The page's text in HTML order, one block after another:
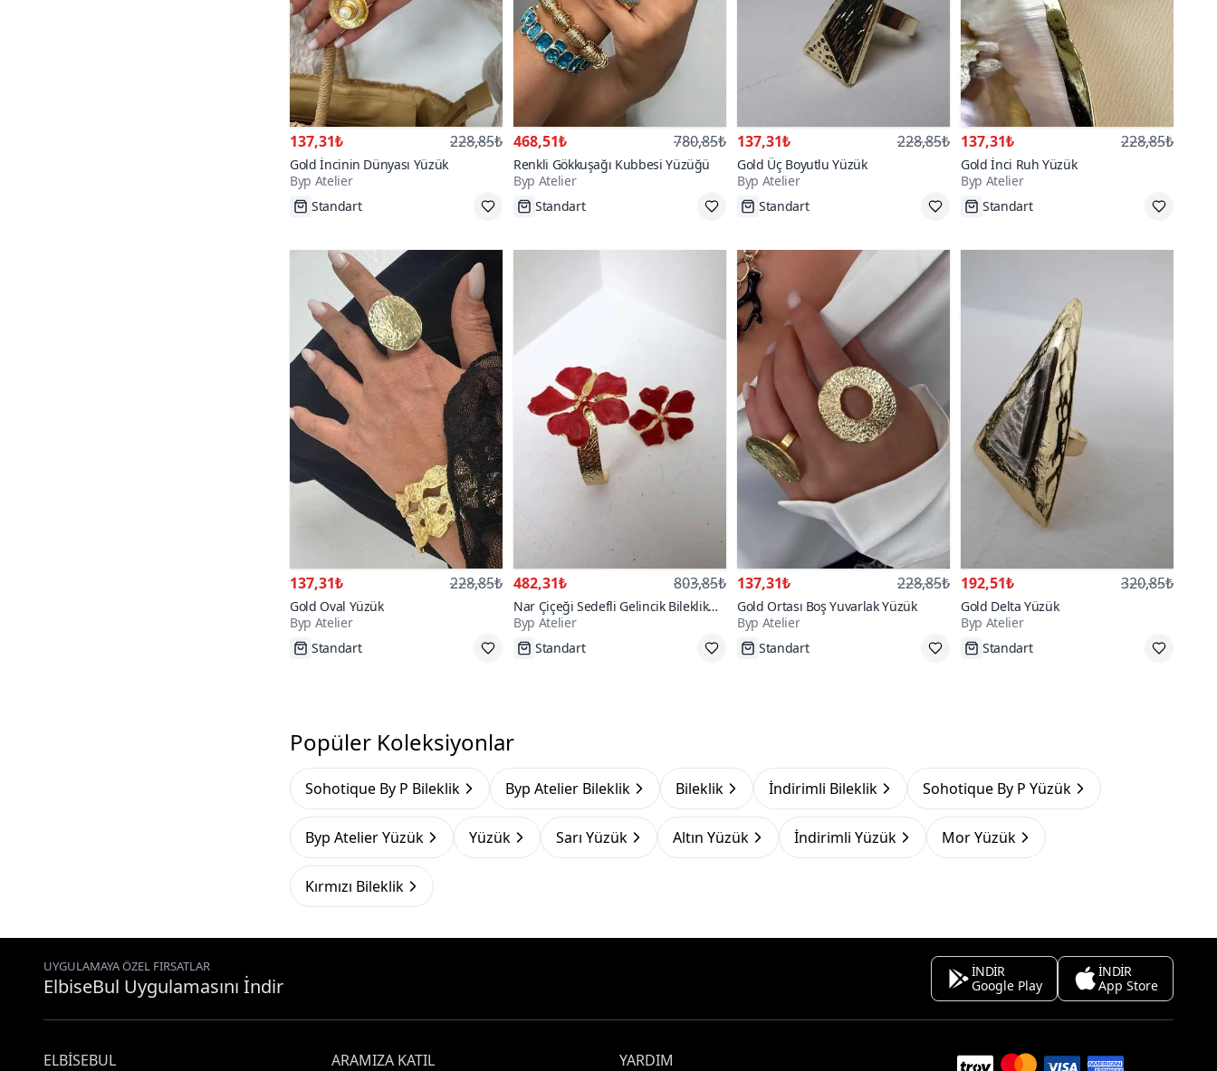
137,31₺ 228,85₺
Gold İncinin Dünyası Yüzük
Byp Atelier
Standart
468,51₺ 780,85₺
Renkli Gökkuşağı Kubbesi Yüzüğü
Byp Atelier
Tükenmek Üzere
137,31₺ 228,85₺
Gold Üç Boyutlu Yüzük
Byp Atelier
Tükenmek Üzere
137,31₺ 228,85₺
Gold İnci Ruh Yüzük
Byp Atelier
Tükenmek Üzere
137,31₺ 228,85₺
Gold Oval Yüzük
Byp Atelier
Standart
482,31₺ 803,85₺
Nar Çiçeği Sedefli Gelincik Bileklik
Yüzük Set
Byp Atelier
Tükenmek Üzere
137,31₺ 228,85₺
Gold Ortası Boş Yuvarlak Yüzük
Byp Atelier
Standart
192,51₺ 320,85₺
Gold Delta Yüzük
Byp Atelier
Tükenmek Üzere
Popüler Koleksiyonlar
Sohotique By P Bileklik Byp Atelier Bileklik Bileklik İndirimli Bileklik Sohotique By P Yüzük
Byp Atelier Yüzük Yüzük Sarı Yüzük Altın Yüzük İndirimli Yüzük Mor Yüzük
Kırmızı Bileklik
UYGULAMAYA ÖZEL FIRSATLAR
ElbiseBul Uygulamasını İndir
İNDİR
Google Play
İNDİR
App Store
ELBISEBUL ARAMIZA KATIL YARDIM